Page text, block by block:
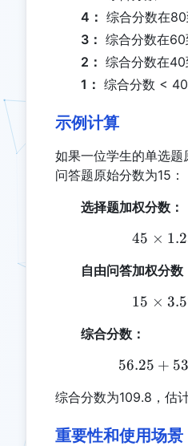
4： 综合分数在
3： 综合分数在
2： 综合分数在
1： 综合分数 < 40
示例计算
如果一位学生的单选
问答题原始分数为15：
选择题加权分数：
45 ×
自由问答加权分数
15 ×
综合分数：
56.25 +
综合分数为109.8，估
重要性和使用场景